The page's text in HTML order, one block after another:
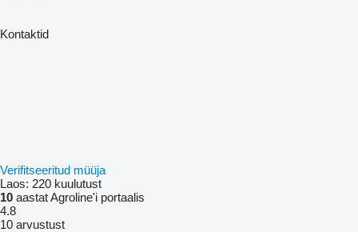
Kontaktid
Verifitseeritud müüja
Laos: 220 kuulutust
10 aastat Agroline'i portaalis
4.8
10 arvustust